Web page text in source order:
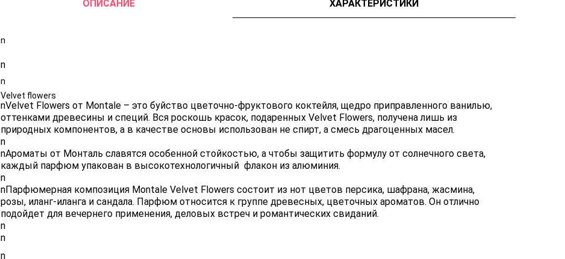
ОПИСАНИЕ ХАРАКТЕРИСТИКИ
n
n
n
Velvet flowers
nVelvet Flowers от Montale – это буйство цветочно-фруктового коктейля, щедро приправленного ванилью,
оттенками древесины и специй. Вся роскошь красок, подаренных Velvet Flowers, получена лишь из
природных компонентов, а в качестве основы использован не спирт, а смесь драгоценных масел.
n
nАроматы от Монталь славятся особенной стойкостью, а чтобы защитить формулу от солнечного света,
каждый парфюм упакован в высокотехнологичный флакон из алюминия.
n
nПарфюмерная композиция Montale Velvet Flowers состоит из нот цветов персика, шафрана, жасмина,
розы, иланг-иланга и сандала. Парфюм относится к группе древесных, цветочных ароматов. Он отлично
подойдет для вечернего применения, деловых встреч и романтических свиданий.
n
n
n